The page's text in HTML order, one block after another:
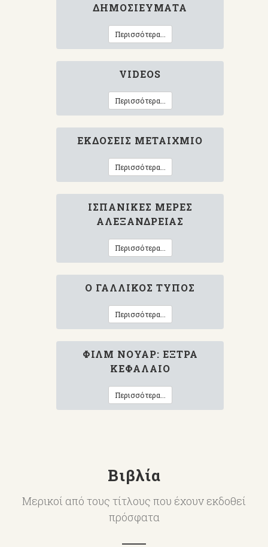
ΔΗΜΟΣΙΕΎΜΑΤΑ
Περισσότερα...
VIDEOS
Περισσότερα...
ΕΚΔΌΣΕΙΣ ΜΕΤΑΊΧΜΙΟ
Περισσότερα...
ΙΣΠΑΝΙΚΈΣ ΜΈΡΕΣ
ΑΛΕΞΆΝΔΡΕΙΑΣ
Περισσότερα...
Ο ΓΑΛΛΙΚΌΣ ΤΎΠΟΣ
Περισσότερα...
ΦΙΛΜ ΝΟΥΆΡ: ΈΞΤΡΑ
ΚΕΦΆΛΑΙΟ
Περισσότερα...
Βιβλία
Μερικοί από τους τίτλους που έχουν εκδοθεί
πρόσφατα